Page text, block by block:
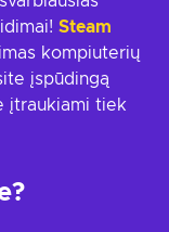
Steam
kompiuterių
įspūdingą
įtraukiami tiek